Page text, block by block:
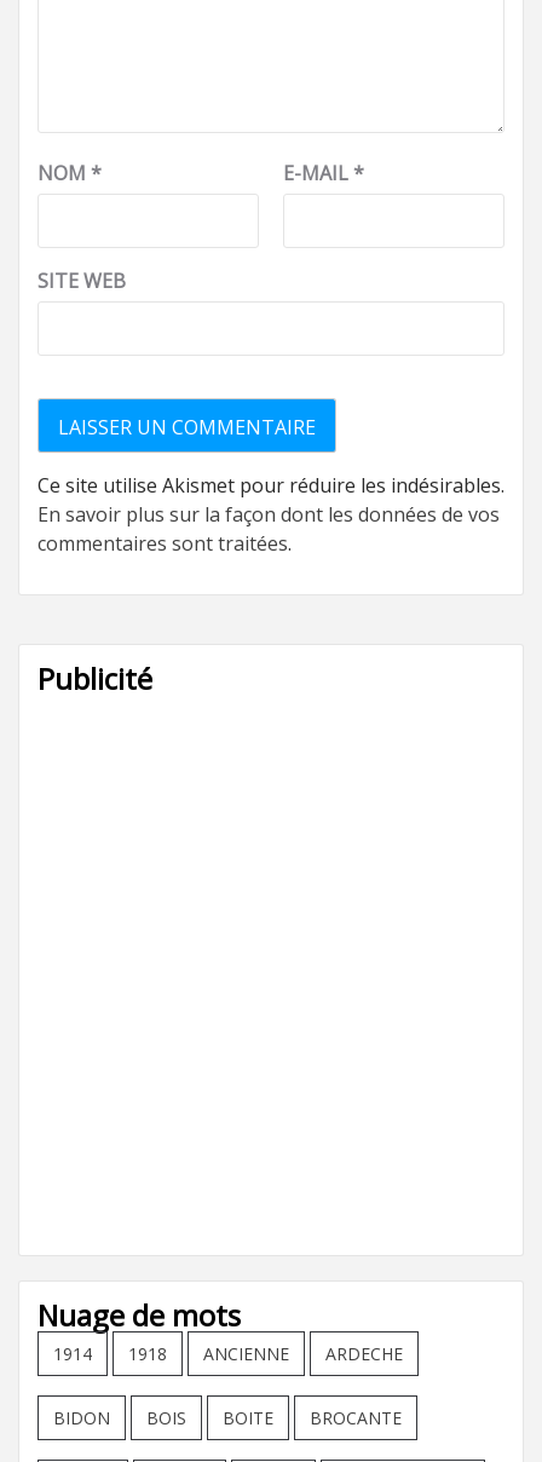
NOM * E-MAIL*
SITE WEB
Ce site utilise Akismet pour réduire les indésirables.
En savoir plus sur la façon dont les données de vos
commentaires sont traitées.
Publicité
Nuage de mots
1914 1918 ANCIENNE ARDECHE
BIDON BOIS BOITE BROCANTE